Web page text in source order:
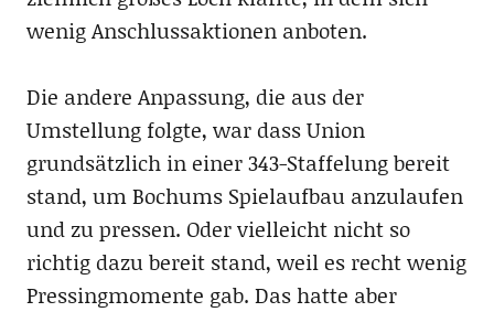
wenig Anschlussaktionen anboten.
Die andere Anpassung, die aus der
Umstellung folgte, war dass Union
grundsätzlich in einer 343-Staffelung bereit
stand, um Bochums Spielaufbau anzulaufen
und zu pressen. Oder vielleicht nicht so
richtig dazu bereit stand, weil es recht wenig
Pressingmomente gab. Das hatte aber